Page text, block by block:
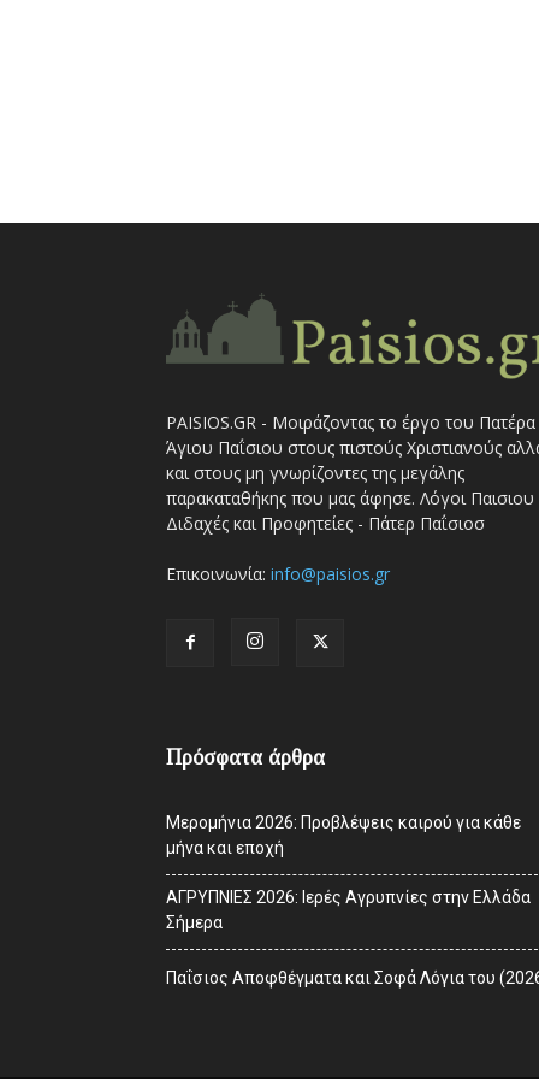
PAISIOS.GR - Μοιράζοντας το έργο του Πατέρα
Άγιου Παΐσιου στους πιστούς Χριστιανούς
και στους μη γνωρίζοντες της μεγάλης
παρακαταθήκης που μας άφησε. Λόγοι Παισιου
Διδαχές και Προφητείες - Πάτερ Παΐσιοσ
Επικοινωνία: info@paisios.gr
Πρόσφατα άρθρα
Μερομήνια 2026: Προβλέψεις καιρού για κάθε
μήνα και εποχή
ΑΓΡΥΠΝΙΕΣ 2026: Ιερές Αγρυπνίες στην Ελλάδα
Σήμερα
Παΐσιος Αποφθέγματα και Σοφά Λόγια του